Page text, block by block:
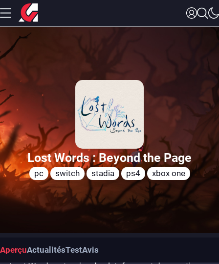
Lost Words : Beyond the Page
pc switch stadia ps4 xbox one
AperçuActualitésTestAvis